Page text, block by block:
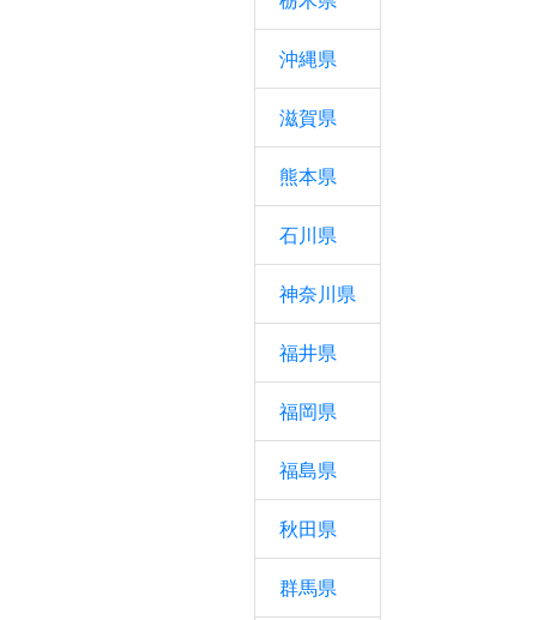
沖縄県
滋賀県
熊本県
石川県
神奈川県
福井県
福岡県
福島県
秋田県
群馬県